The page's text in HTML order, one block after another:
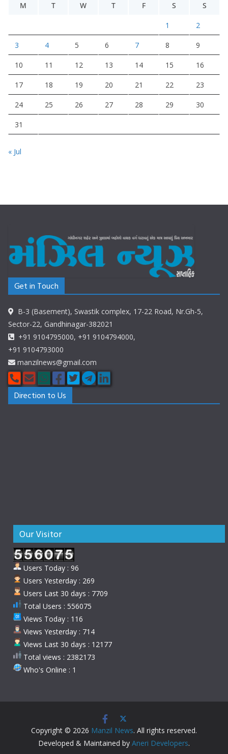
M
T W T F S S
1 2
3 4 5 6 7 8 9
10 11 12 13 14 15 16
17 18 19 20 21 22 23
24 25 26 27 28 29 30
31
« Jul
Get in Touch
B-3 (Basement), Swastik complex, 17-22 Road, Nr.Gh-5,
Sector-22, Gandhinagar-382021
+91 9104795000, +91 9104794000,
+91 9104793000
manzilnews@gmail.com
Direction to Us
Our Visitor
Users Today : 96
Users Yesterday : 269
Users Last 30 days : 7709
Total Users : 556075
Views Today : 116
Views Yesterday : 714
Views Last 30 days : 12177
Total views : 2382173
Who's Online : 1
Copyright © 2026 Manzil News. All rights reserved.
Developed & Maintained by Aneri Developers.